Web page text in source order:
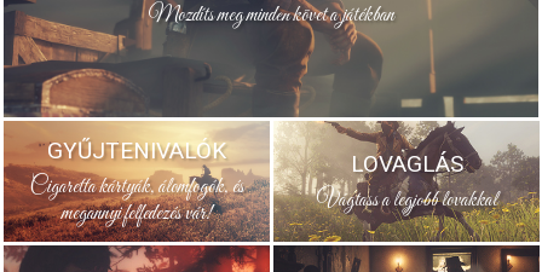
Mozdíts meg minden követ a játékban
GYŰJTENIVALÓK
Cigaretta kártyák, álomfogók, és
megannyi felfedezés vár!
LOVAGLÁS
Vágtass a legjobb lovakkal